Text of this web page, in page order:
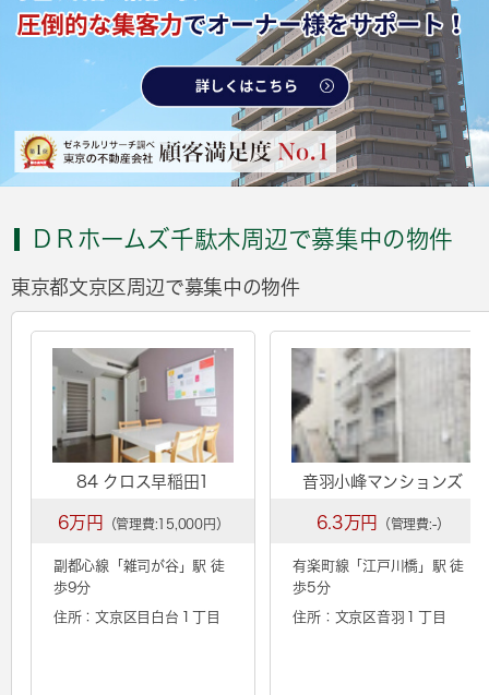
ＤＲホームズ千駄木周辺で募集中の物件
東京都文京区周辺で募集中の物件
84 クロス早稲田1
6万円 （管理費:15,000円）
副都心線「 雑司が谷」駅 徒
歩9分
住所：文京区目白台１丁目
音羽小峰マンションズ
6.3万円 （管理費:-）
有楽町線「江戸川橋 」駅 徒
歩5分
住所：文京区音羽１丁目